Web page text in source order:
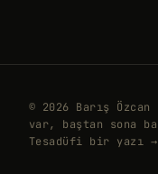
© 2026 Barış
var, baştan sona
Tesadüfi bir yazı →